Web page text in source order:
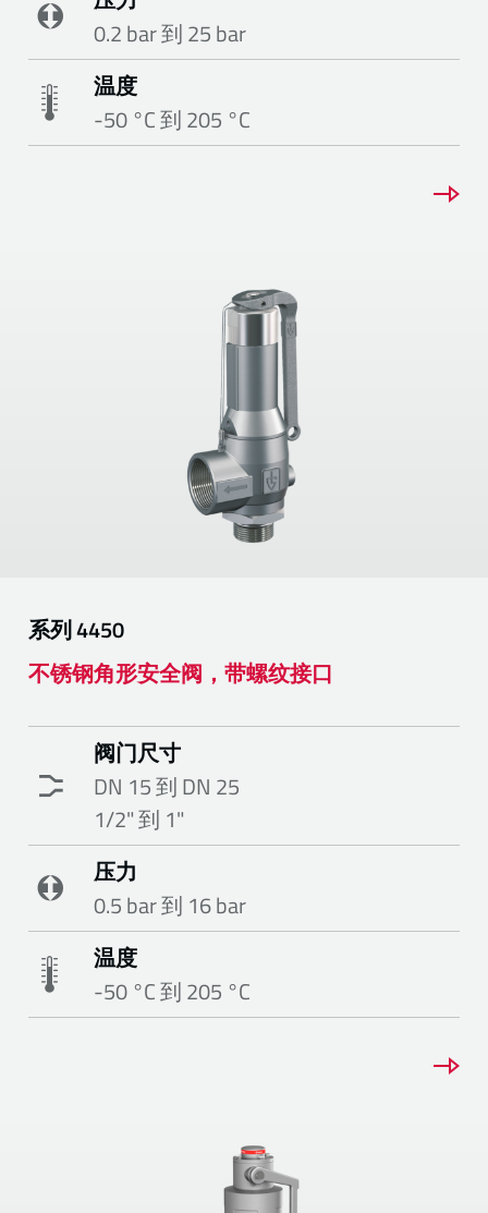
0.2 bar 到 25 bar
温度
-50 °C 到 205 °C
系列4450
不锈钢角形安全阀，带螺纹接口
阀门尺寸
DN 15 到 DN 25
1/2" 到 1"
压力
0.5 bar 到 16 bar
温度
-50 °C 到 205 °C